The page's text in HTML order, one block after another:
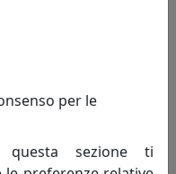
DIAMANTE,
per le
sezione ti